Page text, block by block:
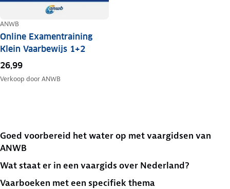
ANWB
Online Examentraining
Klein Vaarbewijs 1+2
26,99
Verkoop doorANWB
Goed voorbereid het water op met vaargidsen van
ANWB
Wat staat er in een vaargids over Nederland?
Vaarboeken met een specifiek thema